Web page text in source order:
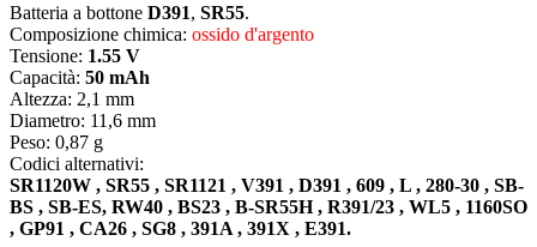
Batteria a bottone D391, SR55.
Composizione chimica: ossido d'argento
Tensione: 1.55 V
Capacità: 50 mAh
Altezza: 2,1 mm
Diametro: 11,6 mm
Peso: 0,87 g
Codici alternativi:
SR1120W , SR55 , SR1121 , V391 , D391 , 609 , L , 280-30 , SB-
BS , SB-ES, RW40 , BS23 , B-SR55H , R391/23 , WL5 , 1160SO
, GP91 , CA26 , SG8 , 391A , 391X , E391.